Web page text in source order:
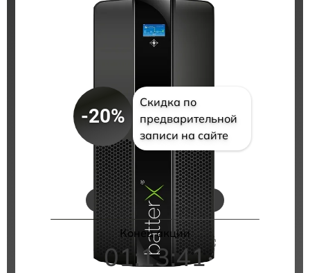
-20%
Скидка по
предварительной
записи на сайте
Цены на ремонт
Конец акции
01:13:41